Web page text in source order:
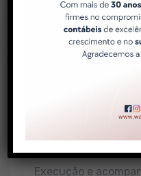
Contábil
Execução e